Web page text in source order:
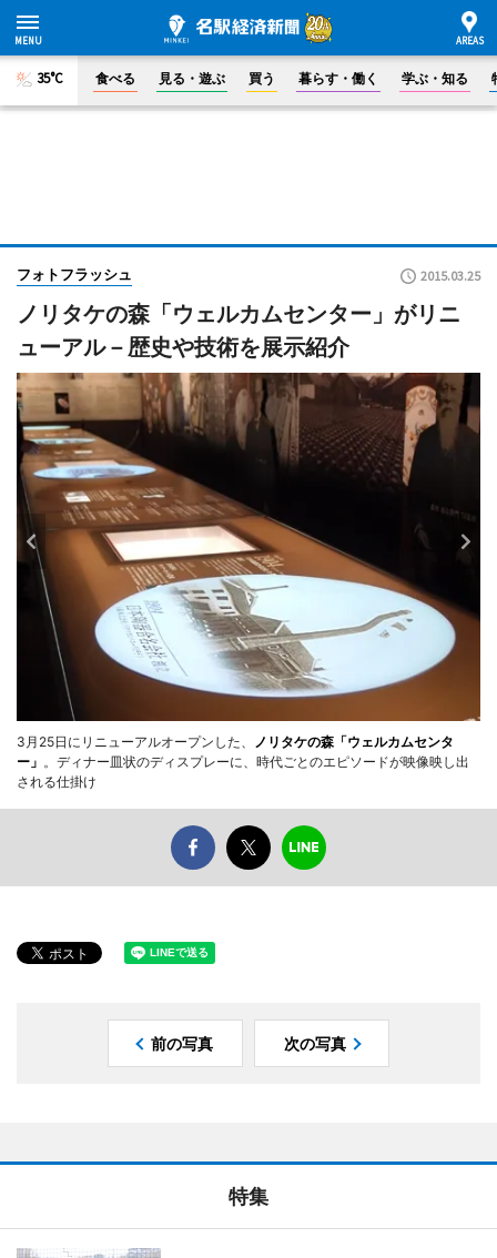
35°C 食べる 見る・遊ぶ 買う 暮らす・働く 学ぶ・知る
フォトフラッシュ 2015.03.25
ノリタケの森「ウェルカムセンター」がリニ
ューアル－歴史や技術を展示紹介
3月25日にリニューアルオープンした、
ノリタケの森「ウェルカムセンタ
ー」 。ディナー皿状のディスプレーに、時代ごとのエピソードが映像映し出
される仕掛け
前の写真 次の写真
特集